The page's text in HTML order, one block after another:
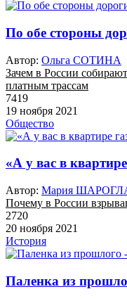
По обе стороны
Автор: Ольга СОТИНА
Зачем в России
платным трассам
7419
19 ноября 2021
Общество
«А у вас в
Автор: Мария
Почему в России
2720
20 ноября 2021
История
Паленка из